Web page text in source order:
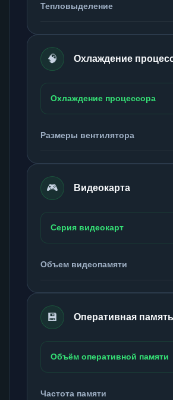
Тепловыделение
🧠 Охлаждение
Охлаждение процессора
Размеры вентилятора
🎮 Видеокарта
Серия видеокарт
Объем видеопамяти
💾 Оперативная память
Объём оперативной памяти
Частота памяти